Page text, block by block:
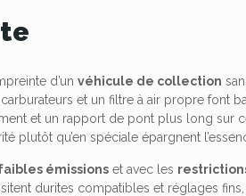
d’unvéhicule de collection
et un filtre à air propre font
et un rapport de pont plus long sur
plutôt qu’en spéciale épargnent
émissions et avec les
durites compatibles et réglages